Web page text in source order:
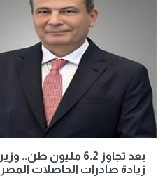
بعد تجاوز 6.2 مليون
زيادة صادرات الحاصلات